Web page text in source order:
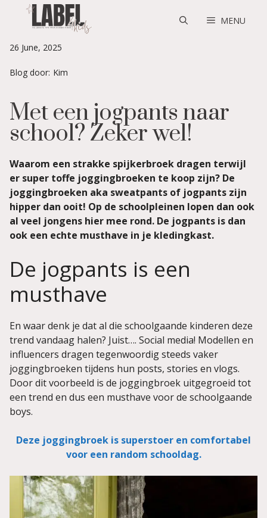
MENU
26 June, 2025
Blog door: Kim
Met een jogpants naar
school? Zeker wel!
Waarom een strakke spijkerbroek dragen terwijl
er super toffe joggingbroeken te koop zijn? De
joggingbroeken aka sweatpants of jogpants zijn
hipper dan ooit! Op de schoolpleinen lopen dan ook
al veel jongens hier mee rond. De jogpants is dan
ook een echte musthave in je kledingkast.
De jogpants is een
musthave
En waar denk je dat al die schoolgaande kinderen deze
trend vandaag halen? Juist…. Social media! Modellen en
influencers dragen tegenwoordig steeds vaker
joggingbroeken tijdens hun posts, stories en vlogs.
Door dit voorbeeld is de joggingbroek uitgegroeid tot
een trend en dus een musthave voor de schoolgaande
boys.
Deze joggingbroek is superstoer en comfortabel
voor een random schooldag.